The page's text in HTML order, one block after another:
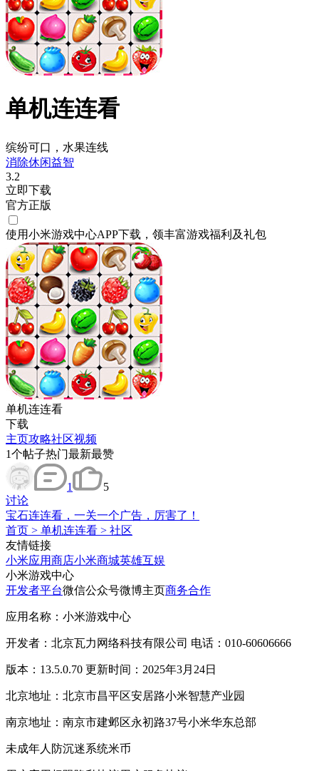
单机连连看
缤纷可口，水果连线
消除休闲益智
3.2
立即下载
官方正版
使用小米游戏中心APP下载 ，领丰富游戏福利 及礼包
单机连连看
下载
主页攻略社区视频
1个帖子热门最新最赞
1
5
讨论
宝石连连看，一关一个广告，厉害了！
首页 > 单机连连看 > 社区
友情链接
小米应用商店小米商城英雄互娱
小米游戏中心
开发者平台微信公众号微博主页商务合作
应用名称：小米游戏中心
开发者：北京瓦力网络科技有限公司 电话：010-60606666
版本：13.5.0.70 更新时间：2025年3月24日
北京地址：北京市昌平区安居路小米智慧产业园
南京地址：南京市建邺区永初路37号小米华东总部
未成年人防沉迷系统米币